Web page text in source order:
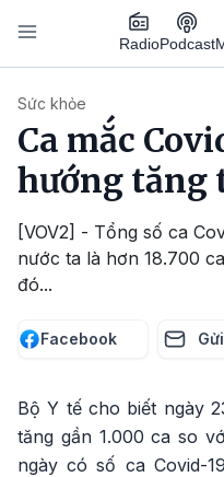
Nhảy đến nội dung
RadioPodcast
Sức khỏe
Ca mắc
hướng tăng
[VOV2] - Tổng số ca
nước ta là hơn 18.700
đó...
Facebook
Bộ Y tế cho biết ngày
tăng gần 1.000 ca so
ngày có số ca Covid-